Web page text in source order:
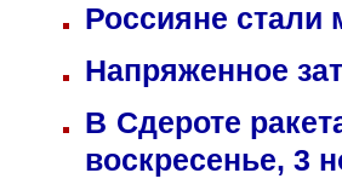
Россияне стали
Напряженное
В Сдероте
воскресенье, 3